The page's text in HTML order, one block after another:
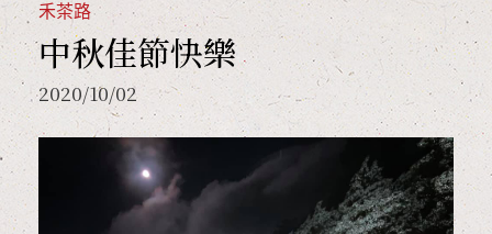
禾茶路
中秋佳節快樂
2020/10/02